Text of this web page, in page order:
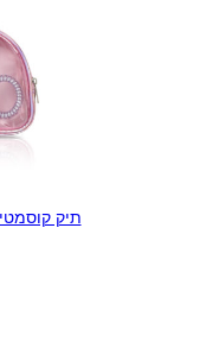
תיק